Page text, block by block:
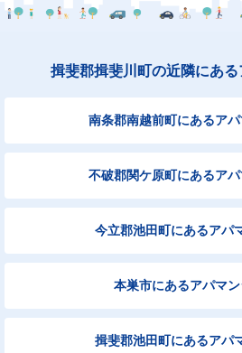
揖斐郡揖斐川町の近隣にあ
南条郡南越前町にあるア
不破郡関ケ原町にあるア
今立郡池田町にあるアパ
本巣市にあるアパマ
揖斐郡池田町にあるアパ